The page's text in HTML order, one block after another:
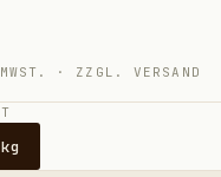
· ZZGL. VERSAND